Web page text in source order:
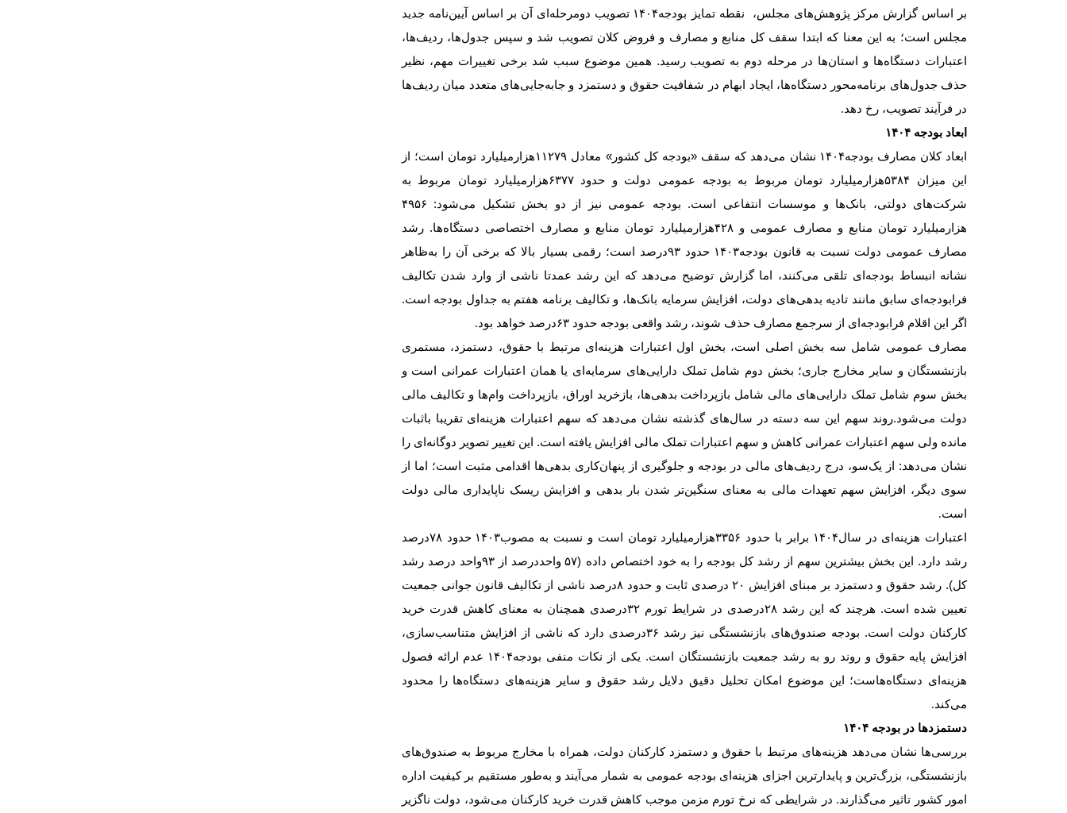
بر اساس گزارش مرکز پژوهش‌های مجلس، نقطه تمایز بودجه۱۴۰۴ تصویب دومرحله‌ای آن بر اساس آیین‌نامه جدید
مجلس است؛ به این‌ معنا که ابتدا سقف کل منابع و مصارف و فروض کلان تصویب شد و سپس جدول‌ها، ردیف‌ها،
اعتبارات دستگاه‌ها و استان‌ها در مرحله دوم به تصویب رسید. همین موضوع سبب شد برخی تغییرات مهم، نظیر
حذف جدول‌های برنامه‌محور دستگاه‌ها، ایجاد ابهام در شفافیت حقوق و دستمزد و جابه‌جایی‌های متعدد میان ردیف‌ها
در فرآیند تصویب، رخ دهد.
ابعاد بودجه ۱۴۰۴
ابعاد کلان مصارف بودجه۱۴۰۴ نشان می‌دهد که سقف «بودجه کل کشور» معادل ۱۱۲۷۹هزار‌میلیارد تومان است؛ از
این میزان ۵۳۸۴هزار‌میلیارد تومان مربوط به بودجه عمومی دولت و حدود۶۳۷۷هزار‌میلیارد تومان مربوط به
شرکت‌های دولتی، بانک‌ها و موسسات انتفاعی است. بودجه عمومی نیز از دو بخش تشکیل می‌شود: ۴۹۵۶
هزار‌میلیارد تومان منابع و مصارف عمومی و ۴۲۸هزار‌میلیارد تومان منابع و مصارف اختصاصی دستگاه‌ها. رشد
مصارف عمومی دولت نسبت به قانون بودجه۱۴۰۳ حدود ۹۳درصد است؛ رقمی بسیار بالا که برخی آن را به‌ظاهر
نشانه انبساط بودجه‌ای تلقی می‌کنند، اما گزارش توضیح می‌دهد که این رشد عمدتا ناشی از وارد شدن تکالیف
فرابودجه‌ای سابق مانند تادیه بدهی‌های دولت، افزایش سرمایه بانک‌ها، و تکالیف برنامه هفتم به جداول بودجه است.
اگر این اقلام فرابودجه‌ای از سرجمع مصارف حذف شوند، رشد واقعی بودجه حدود ۶۳درصد خواهد بود.
مصارف عمومی شامل سه بخش اصلی است، بخش اول اعتبارات هزینه‌ای مرتبط با حقوق، دستمزد، مستمری
بازنشستگان و سایر مخارج جاری؛ بخش دوم شامل تملک دارایی‌های سرمایه‌ای یا همان اعتبارات عمرانی است و
بخش سوم شامل تملک دارایی‌های مالی شامل بازپرداخت بدهی‌ها، بازخرید اوراق، بازپرداخت وام‌ها و تکالیف مالی
دولت می‌شود.روند سهم این سه دسته در سال‌های گذشته نشان می‌دهد که سهم اعتبارات هزینه‌ای تقریبا باثبات
مانده ولی سهم اعتبارات عمرانی کاهش و سهم اعتبارات تملک مالی افزایش یافته است. این تغییر تصویر دوگانه‌ای را
نشان می‌دهد: از یک‌سو، درج ردیف‌های مالی در بودجه و جلوگیری از پنهان‌کاری بدهی‌ها اقدامی مثبت است؛ اما از
سوی دیگر، افزایش سهم تعهدات مالی به معنای سنگین‌تر شدن بار بدهی و افزایش ریسک ناپایداری مالی دولت
است.
اعتبارات هزینه‌ای در سال۱۴۰۴ برابر با حدود ۳۳۵۶هزار‌میلیارد تومان است و نسبت به مصوب۱۴۰۳ حدود ۷۸درصد
رشد دارد. این بخش بیشترین سهم از رشد کل بودجه را به خود اختصاص داده (۵۷ واحددرصد از ۹۳واحد درصد رشد
کل). رشد حقوق و دستمزد بر مبنای افزایش ۲۰ درصدی ثابت و حدود ۸درصد ناشی از تکالیف قانون جوانی جمعیت
تعیین شده است. هرچند که این رشد ۲۸درصدی در شرایط تورم ۳۲درصدی همچنان به معنای کاهش قدرت خرید
کارکنان دولت است. بودجه صندوق‌های بازنشستگی نیز رشد ۳۶درصدی دارد که ناشی از افزایش متناسب‌سازی،
افزایش پایه حقوق و روند رو به رشد جمعیت بازنشستگان است. یکی از نکات منفی بودجه۱۴۰۴ عدم ارائه فصول
هزینه‌ای دستگاه‌هاست؛ این موضوع امکان تحلیل دقیق دلایل رشد حقوق و سایر هزینه‌های دستگاه‌ها را محدود
می‌کند.
دستمزدها در بودجه ۱۴۰۴
بررسی‌ها نشان می‌دهد هزینه‌های مرتبط با حقوق و دستمزد کارکنان دولت، همراه با مخارج مربوط به صندوق‌های
بازنشستگی، بزرگ‌ترین و پایدارترین اجزای هزینه‌ای بودجه عمومی به شمار می‌آیند و به‌طور مستقیم بر کیفیت اداره
امور کشور تاثیر می‌گذارند. در شرایطی که نرخ تورم مزمن موجب کاهش قدرت خرید کارکنان می‌شود، دولت ناگزیر